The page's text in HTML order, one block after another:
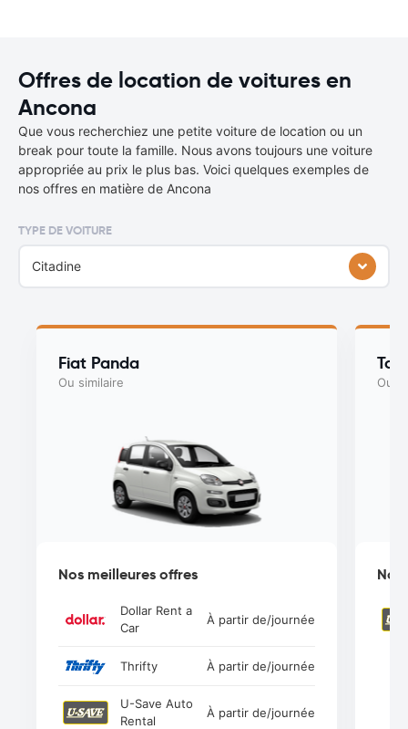
Offres de location de voitures en
Ancona
Que vous recherchiez une petite voiture de location ou un
break pour toute la famille. Nous avons toujours une voiture
appropriée au prix le plus bas. Voici quelques exemples de
nos offres en matière de Ancona
TYPE DE VOITURE
Citadine
Fiat Panda
Ou similaire
Nos meilleures offres
Dollar Rent a
Car
À partir de/journée
Thrifty À partir de/journée
U-Save Auto
Rental
À partir de/journée
Ou
Nos